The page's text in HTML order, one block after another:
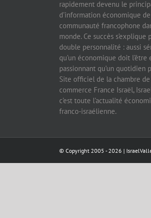
rapidement devenu le
d’information économique
communauté francophone
monde. Ce succès s’explique
double personnalité : aussi
qu’un économique doit l’être
passionnant qu’un quotidien
Site officiel de la chambre de
commerce France Israël,
c’est toute l’actualité
franco-israélienne.
© Copyright 2005 -2026 |